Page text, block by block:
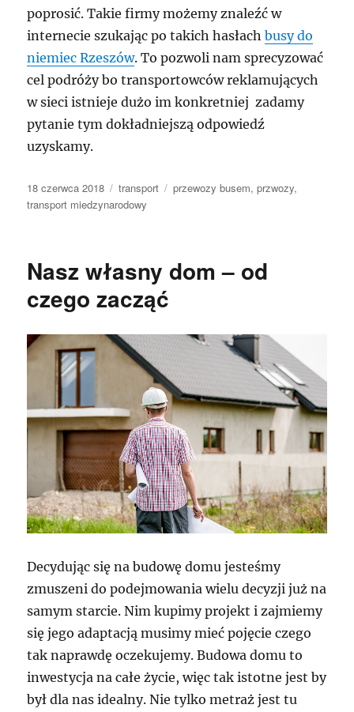
poprosić. Takie firmy możemy znaleźć w
internecie szukając po takich hasłachbusy do
niemiec Rzeszów. To pozwoli nam sprecyzować
cel podróży bo transportowców reklamujących
w sieci istnieje dużo im konkretniej zadamy
pytanie tym dokładniejszą odpowiedź
uzyskamy.
Data
publikacji
18 czerwca 2018 Kategorie
transport Tagi
przewozy busem,przwozy,
transport miedzynarodowy
Nasz własny dom – od
czego zacząć
Decydując się na budowę domu jesteśmy
zmuszeni do podejmowania wielu decyzji już na
samym starcie. Nim kupimy projekt i zajmiemy
się jego adaptacją musimy mieć pojęcie czego
tak naprawdę oczekujemy. Budowa domu to
inwestycja na całe życie, więc tak istotne jest by
był dla nas idealny. Nie tylko metraż jest tu